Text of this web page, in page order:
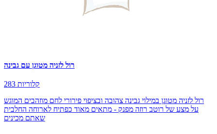
רול לזניה מטוגן עם גבינה
283 קלוריות
רול לזניה מטוגן במילוי גבינה צהובה ובציפוי פירורי לחם מוזהבים המוגש
על מצע של רוטב רוזה מפנק - מתאים מאוד כפתיח לארוחה החלבית
שאתם מכינים